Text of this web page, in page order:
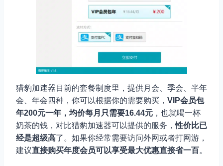
猎豹加速器目前的套餐制度里，提供月会、季会、半年
会、年会四种，你可以根据你的需要购买， VIP会员包
年200元一年，均价每月只需要16.44元 ，也就喝一杯
奶茶的钱，对比猎豹加速器可以提供的服务，性价比已
经是超级高了。如果你经常需要访问外网或者打网游，
建议直接购买年度会员可以享受最大优惠直接省一百。